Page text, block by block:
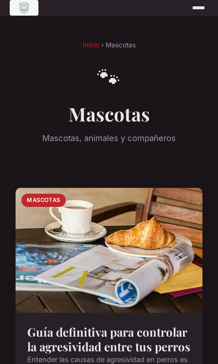
Inicio› Mascotas
🐾
Mascotas
Mascotas, animales y compañeros
MASCOTAS
Guía definitiva para controlar
la agresividad entre tus perros
Entender las causas de agresividad en perros es